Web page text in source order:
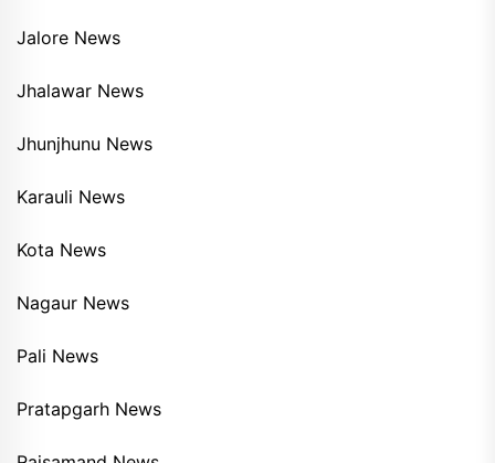
Jalore News
Jhalawar News
Jhunjhunu News
Karauli News
Kota News
Nagaur News
Pali News
Pratapgarh News